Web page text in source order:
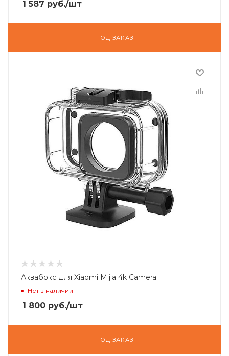
1 587 руб./шт
ПОД ЗАКАЗ
Аквабокс для Xiaomi Mijia 4k Camera
Нет в наличии
1 800 руб./шт
ПОД ЗАКАЗ